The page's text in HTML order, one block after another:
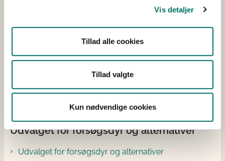
Vis detaljer
Tillad alle cookies
Tillad valgte
Kun nødvendige cookies
3R-centeret
Udvalget for forsøgsdyr og alternativer
Udvalget for forsøgsdyr og alternativer